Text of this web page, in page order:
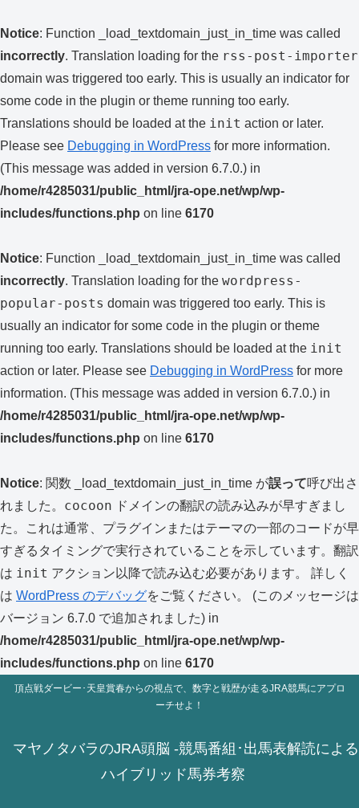
Notice: Function _load_textdomain_just_in_time was called
incorrectly. Translation loading for the rss-post-importer
domain was triggered too early. This is usually an indicator for
some code in the plugin or theme running too early.
Translations should be loaded at the init action or later.
Please see Debugging in WordPress for more information.
(This message was added in version 6.7.0.) in
/home/r4285031/public_html/jra-ope.net/wp/wp-
includes/functions.php on line 6170
Notice: Function _load_textdomain_just_in_time was called
incorrectly. Translation loading for the wordpress-
popular-posts domain was triggered too early. This is
usually an indicator for some code in the plugin or theme
running too early. Translations should be loaded at the init
action or later. Please see Debugging in WordPress for more
information. (This message was added in version 6.7.0.) in
/home/r4285031/public_html/jra-ope.net/wp/wp-
includes/functions.php on line 6170
Notice: 関数 _load_textdomain_just_in_time が誤って呼び出さ
れました。 cocoon ドメインの翻訳の読み込みが早すぎまし
た。これは通常、プラグインまたはテーマの一部のコードが早
すぎるタイミングで実行されていることを示しています。翻訳
は init アクション以降で読み込む必要があります。 詳しく
は WordPress のデバッグをご覧ください。 (このメッセージは
バージョン 6.7.0 で追加されました) in
/home/r4285031/public_html/jra-ope.net/wp/wp-
includes/functions.php on line 6170
頂点戦ダービー･天皇賞春からの視点で、数字と戦歴が走るJRA競馬にアプロ
ーチせよ！
マヤノタバラのJRA頭脳 -競馬番組･出馬表解読による
ハイブリッド馬券考察